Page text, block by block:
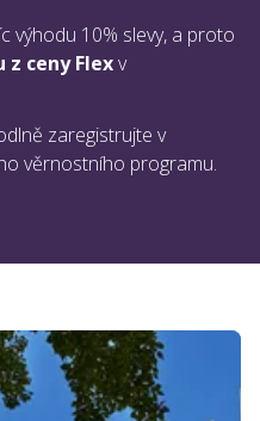
výhodu 10% slevy, a proto
z ceny Flexv
zaregistrujte v
věrnostního programu.